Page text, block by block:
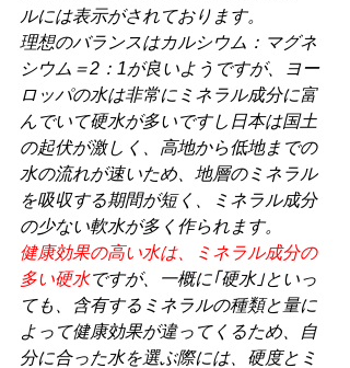
ルには表示がされております。
理想のバランスはカルシウム：マグネ
シウム＝2：1が良いようですが、ヨー
ロッパの水は非常にミネラル成分に富
んでいて硬水が多いですし日本は国土
の起伏が激しく、高地から低地までの
水の流れが速いため、地層のミネラル
を吸収する期間が短く、ミネラル成分
の少ない軟水が多く作られます。
健康効果の高い水は、ミネラル成分の
多い硬水ですが、一概に｢硬水｣といっ
ても、含有するミネラルの種類と量に
よって健康効果が違ってくるため、自
分に合った水を選ぶ際には、硬度とミ